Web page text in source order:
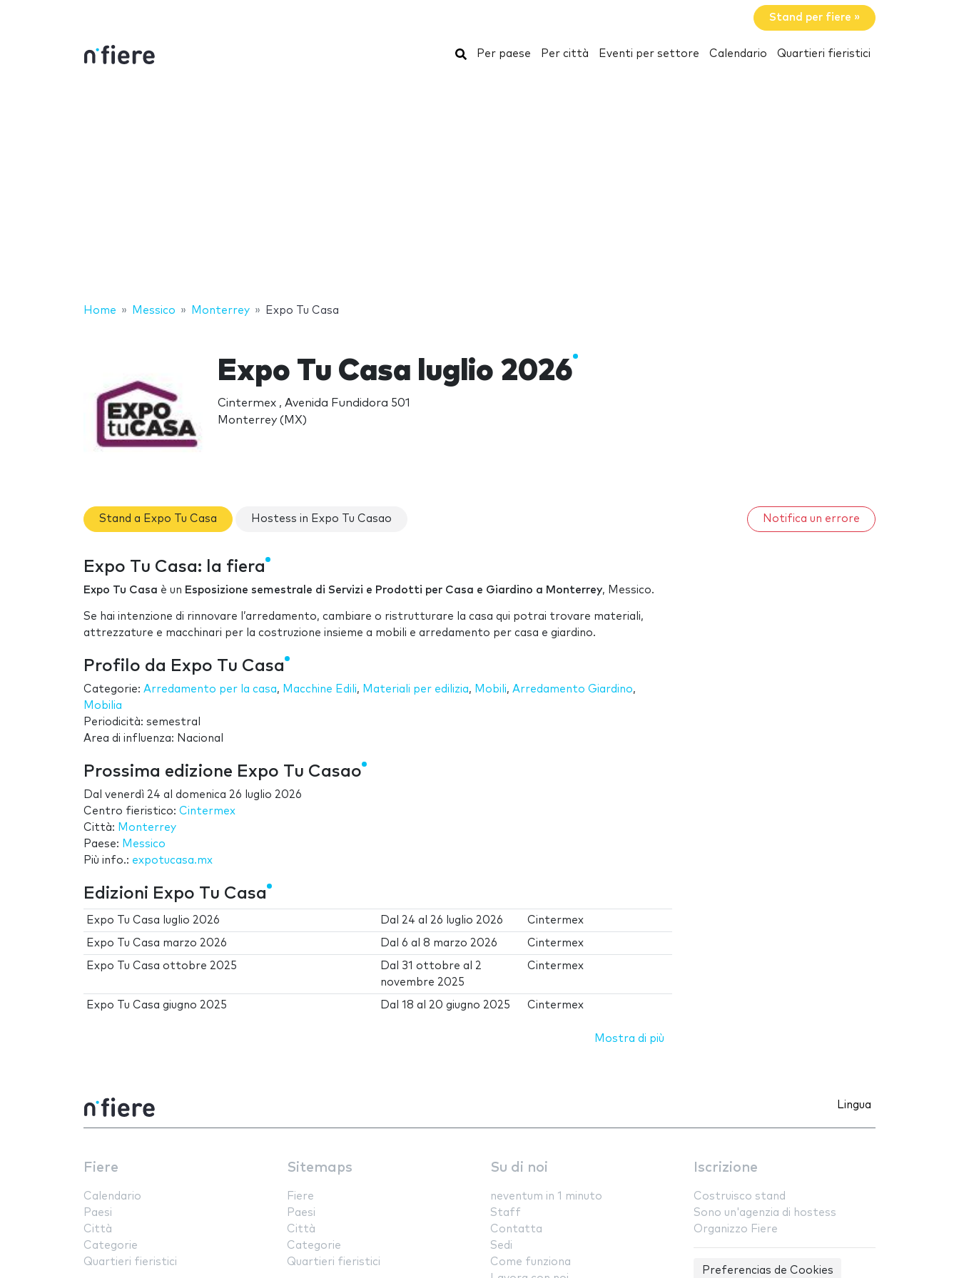
Stand per fiere »
Cerca
Per paese Per città Eventi per settore Calendario Quartieri fieristici
Home Messico Monterrey Expo Tu Casa
Expo Tu Casa luglio 2026
Cintermex , Avenida Fundidora 501
Monterrey (MX)
Stand a Expo Tu Casa Hostess in Expo Tu Casao Notifica un errore
Expo Tu Casa: la fiera
Expo Tu Casa è un Esposizione semestrale di Servizi e Prodotti per Casa e Giardino a Monterrey, Messico.
Se hai intenzione di rinnovare l’arredamento, cambiare o ristrutturare la casa qui potrai trovare materiali,
attrezzature e macchinari per la costruzione insieme a mobili e arredamento per casa e giardino.
Profilo da Expo Tu Casa
Categorie: Arredamento per la casa, Macchine Edili, Materiali per edilizia, Mobili, Arredamento Giardino,
Mobilia
Periodicità: semestral
Area di influenza: Nacional
Prossima edizione Expo Tu Casao
Dal venerdì 24 al domenica 26 luglio 2026
Centro fieristico: Cintermex
Città: Monterrey
Paese: Messico
Più info.: expotucasa.mx
Edizioni Expo Tu Casa
Expo Tu Casa luglio 2026 Dal 24 al 26 luglio 2026 Cintermex
Expo Tu Casa marzo 2026 Dal6 al8 marzo 2026 Cintermex
Expo Tu Casa ottobre 2025 Dal 31 ottobre al 2
novembre 2025
Cintermex
Expo Tu Casa giugno 2025 Dal18 al 20 giugno 2025 Cintermex
Mostra di più
Lingua
Fiere
Calendario
Paesi
Città
Categorie
Quartieri fieristici
Sitemaps
Fiere
Paesi
Città
Categorie
Quartieri fieristici
Su di noi
neventum in 1 minuto
Staff
Contatta
Sedi
Come funziona
Iscrizione
Costruisco stand
Sono un'agenzia di hostess
Organizzo Fiere
Preferencias de Cookies